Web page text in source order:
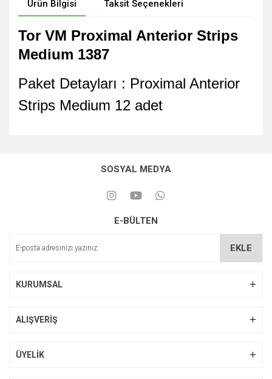
Ürün Bilgisi Taksit Seçenekleri
Tor VM Proximal Anterior Strips
Medium 1387
Paket Detayları : Proximal Anterior
Strips Medium 12 adet
SOSYAL MEDYA
E-BÜLTEN
EKLE
KURUMSAL
ALIŞVERİŞ
ÜYELİK